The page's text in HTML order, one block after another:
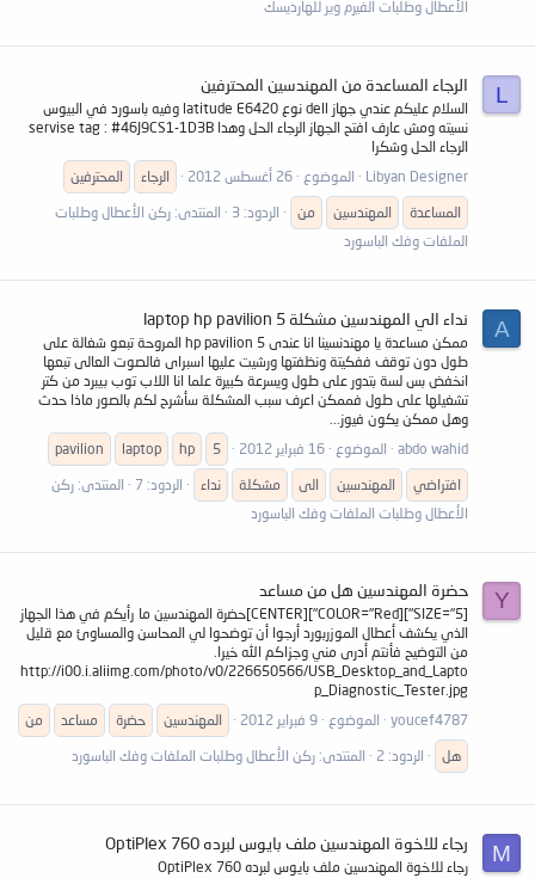
الأعطال وطلبات الفيرم وير للهارديسك
L الرجاء المساعدة من المهندسين المحترفين
السلام عليكم عندي جهاز dell نوع latitude E6420 وفيه باسورد في البيوس
نسيته ومش عارف افتح الجهاز الرجاء الحل وهدا servise tag : #46J9CS1-1D3B
الرجاء الحل وشكرا
Libyan Designer
الموضوع 26 أغسطس 2012 الرجاء
المحترفين
المساعدة
المهندسين من الردود: 3 المنتدى: ركن الأعطال وطلبات
الملفات وفك الباسورد
A نداء الي المهندسين مشكلة laptop hp pavilion 5
ممكن مساعدة يا مهندنسينا انا عندى hp pavilion 5 المروحة تبعو شغالة على
طول دون توقف ففكيتة ونظفتها ورشيت عليها اسبراى فالصوت العالى تبعها
انخفض بس لسة بتدور على طول ويسرعة كبيرة علما انا اللاب توب بيبرد من كتر
تشغيلها على طول فممكن اعرف سبب المشكلة سأشرح لكم بالصور ماذا حدث
وهل ممكن يكون فيوز...
abdo wahid
الموضوع 16 فبراير 2012 5
hp
laptop
pavilion
افتراضي
المهندسين الى مشكلة نداء الردود: 7 المنتدى: ركن
الأعطال وطلبات الملفات وفك الباسورد
Y حضرة المهندسين هل من مساعد
[SIZE="5"][COLOR="Red"][CENTER]حضرة المهندسين ما رأيكم في هذا الجهاز
الذي يكشف أعطال الموزربورد أرجوا أن توضحوا لي المحاسن والمساوئ مع قليل
من التوضيح فأنتم أدرى مني وجزاكم الله خيرا.
http://i00.i.aliimg.com/photo/v0/226650566/USB_Desktop_and_Lapto
p_Diagnostic_Tester.jpg
youcef4787
الموضوع 9 فبراير 2012 المهندسين حضرة مساعد
من
هل
الردود: 2 المنتدى: ركن الأعطال وطلبات الملفات وفك الباسورد
M رجاء للاخوة المهندسين ملف بايوس لبرده OptiPlex 760
رجاء للاخوة المهندسين ملف بايوس لبرده OptiPlex 760